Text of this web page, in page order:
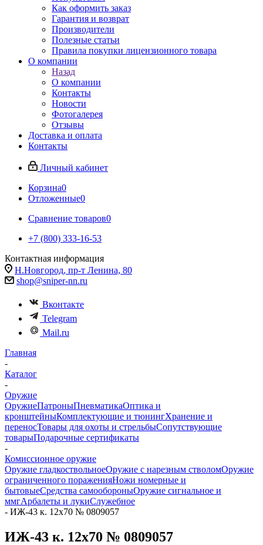
Как оформить заказ
Гарантия и возврат
Производители
Полезные статьи
Правила покупки лицензионного товара
О компании
Назад
О компании
Контакты
Новости
Фотогалерея
Отзывы
Доставка и оплата
Контакты
Личный кабинет
Корзина0
Отложенные0
Сравнение товаров0
+7 (800) 333-16-53
Контактная информация
Н.Новгород, пр-т Ленина, 80
shop@sniper-nn.ru
Вконтакте
Telegram
Mail.ru
Главная
-
Каталог
-
Оружие
ОружиеПатроныПневматикаОптика и
кронштейныКомплектующие и тюнингХранение и
переносТовары для охоты и стрельбыСопутствующие
товарыПодарочные сертификаты
-
Комиссионное оружие
Оружие гладкоствольноеОружие с нарезным стволомОружие
ограниченного пораженияНожи номерные и
бытовыеСредства самообороныОружие сигнальное и
ммгАрбалеты и лукиСлужебное
- ИЖ-43 к. 12х70 № 0809057
ИЖ-43 к. 12х70 № 0809057